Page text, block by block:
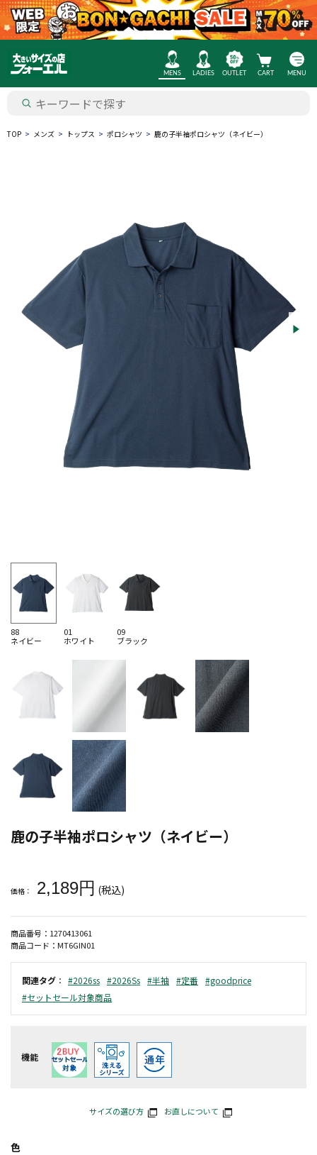
MENS LADIES OUTLET CART MENU
TOP メンズ トップス ポロシャツ 鹿の子半袖ポロシャツ（ネイビー）
88
ネイビー
01
ホワイト
09
ブラック
鹿の子半袖ポロシャツ（ネイビー）
価格： 2,189円 (税込)
商品番号： 1270413061
商品コード： MT6GIN01
関連タグ ： #2026ss #2026Ss #半袖 #定番
#goodprice
#セットセール対象商品
機能
サイズの選び方 お直しについて
色